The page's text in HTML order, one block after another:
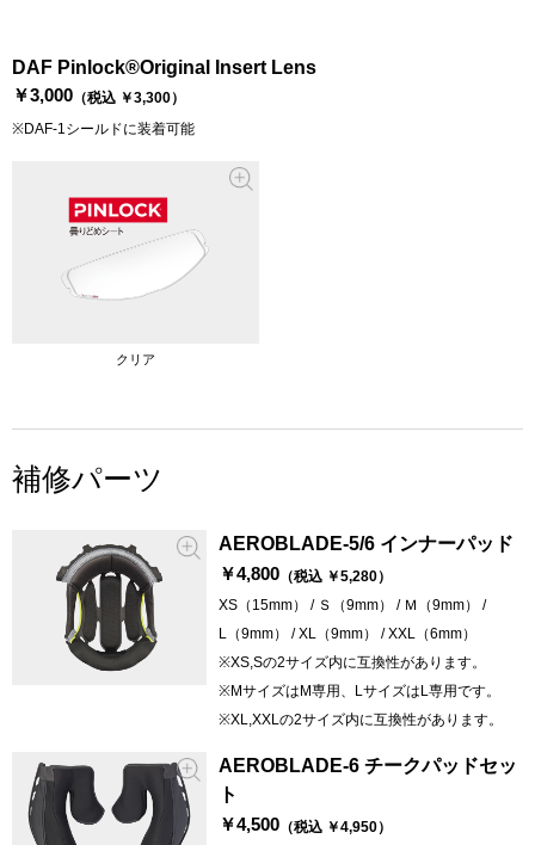
DAF Pinlock®Original Insert Lens
￥3,000 （税込 ￥3,300）
※DAF-1シールドに装着可能
クリア
補修パーツ
AEROBLADE-5/6 インナーパッド
￥4,800 （税込 ￥5,280）
XS（15mm） / Ｓ（9mm） / Ｍ（9mm） /
L（9mm） / XL（9mm） / XXL（6mm）
※XS,Sの2サイズ内に互換性があります。
※MサイズはM専用、LサイズはL専用です。
※XL,XXLの2サイズ内に互換性があります。
AEROBLADE-6 チークパッドセッ
ト
￥4,500 （税込 ￥4,950）